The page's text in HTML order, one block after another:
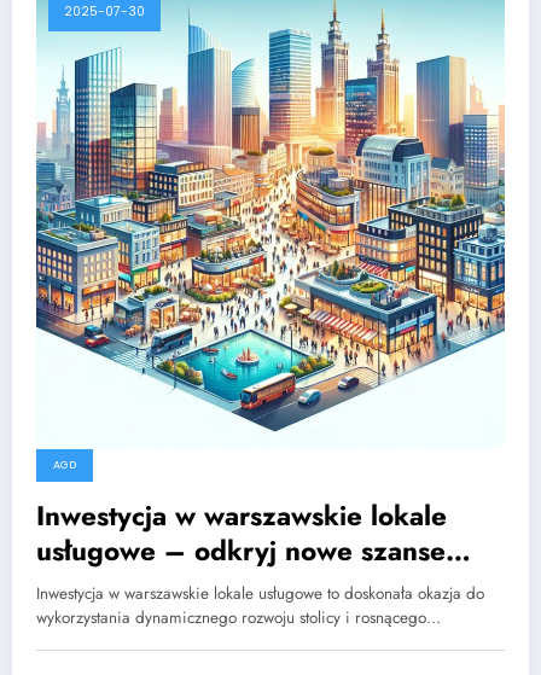
2025-07-30
AGD
Inwestycja w warszawskie lokale
usługowe – odkryj nowe szanse
biznesowe
Inwestycja w warszawskie lokale usługowe to doskonała okazja do
wykorzystania dynamicznego rozwoju stolicy i rosnącego…